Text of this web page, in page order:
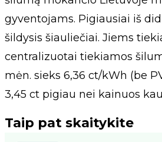
gyventojams. Pigiausiai iš
šildysis šiauliečiai. Jiems
centralizuotai tiekiamos
mėn. sieks 6,36 ct/kWh (be
3,45 ct pigiau nei kainuos
Taip pat skaitykite